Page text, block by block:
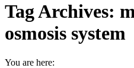
Tag Archives:
osmosis system
You are here: